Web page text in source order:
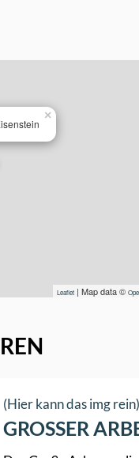
×
Leaflet | Map data ©
(Hier kann das img rein)
GROSSER